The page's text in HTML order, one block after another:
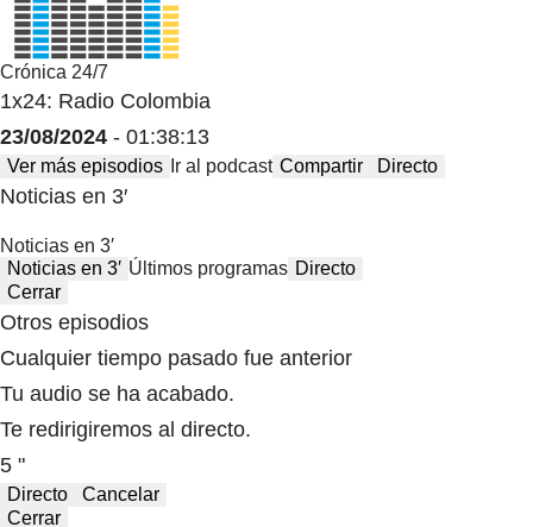
Crónica 24/7
1x24: Radio Colombia
23/08/2024 - 01:38:13
Ver más episodios Ir al podcast Compartir Directo
Noticias en 3′
Noticias en 3′
Noticias en 3′ Últimos programas Directo
Cerrar
Otros episodios
Cualquier tiempo pasado fue anterior
Tu audio se ha acabado.
Te redirigiremos al directo.
5 "
Directo
Cancelar
Cerrar